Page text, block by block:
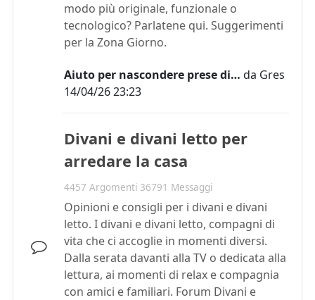
modo più originale, funzionale o
tecnologico? Parlatene qui. Suggerimenti
per la Zona Giorno.
Aiuto per nascondere prese di… da Gres
14/04/26 23:23
Divani e divani letto per
arredare la casa
4457 Argomenti 36791 Messaggi
Opinioni e consigli per i divani e divani
letto. I divani e divani letto, compagni di
vita che ci accoglie in momenti diversi.
Dalla serata davanti alla TV o dedicata alla
lettura, ai momenti di relax e compagnia
con amici e familiari. Forum Divani e